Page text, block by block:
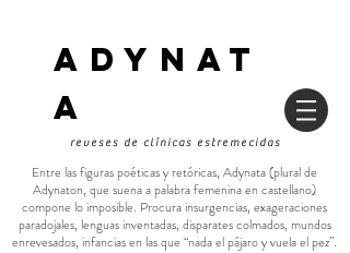
ADYNAT
a
reveses de clínicas estremecidas
Entre las figuras poéticas y retóricas, Adynata (plural de
Adynaton, que suena a palabra femenina en castellano)
compone lo imposible. Procura insurgencias, exageraciones
paradojales, lenguas inventadas, disparates colmados, mundos
enrevesados, infancias en las que “nada el pájaro y vuela el pez”.